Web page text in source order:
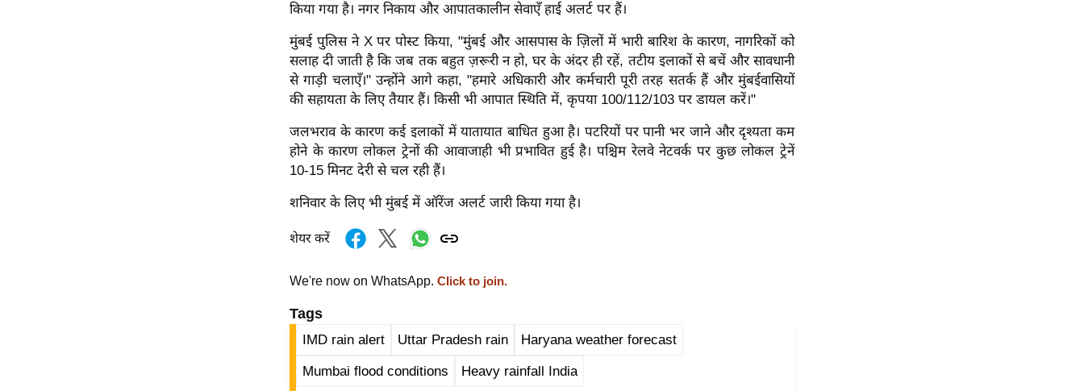
किया गया है। नगर निकाय और आपातकालीन सेवाएँ हाई अलर्ट पर हैं।
मुंबई पुलिस ने X पर पोस्ट किया, "मुंबई और आसपास के ज़िलों में भारी बारिश के कारण, नागरिकों को
सलाह दी जाती है कि जब तक बहुत ज़रूरी न हो, घर के अंदर ही रहें, तटीय इलाकों से बचें और सावधानी
से गाड़ी चलाएँ।"उन्होंने आगे कहा, "हमारे अधिकारी और कर्मचारी पूरी तरह सतर्क हैं और मुंबईवासियों
की सहायता के लिए तैयार हैं। किसी भी आपात स्थिति में, कृपया 100/112/103 पर डायल करें।"
जलभराव के कारण कई इलाकों में यातायात बाधित हुआ है। पटरियों पर पानी भर जाने और दृश्यता कम
होने के कारण लोकल ट्रेनों की आवाजाही भी प्रभावित हुई है। पश्चिम रेलवे नेटवर्क पर कुछ लोकल ट्रेनें
10-15 मिनट देरी से चल रही हैं।
शनिवार के लिए भी मुंबई में ऑरेंज अलर्ट जारी किया गया है।
शेयर करें
We're now on WhatsApp. Click to join.
Tags
IMD rain alert Uttar Pradesh rain Haryana weather forecast
Mumbai flood conditions Heavy rainfall India